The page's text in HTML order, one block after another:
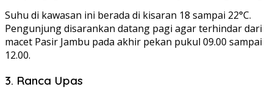
Suhu di kawasan ini berada di kisaran 18 sampai 22°C.
Pengunjung disarankan datang pagi agar terhindar dari
macet Pasir Jambu pada akhir pekan pukul 09.00 sampai
12.00.
3. Ranca Upas